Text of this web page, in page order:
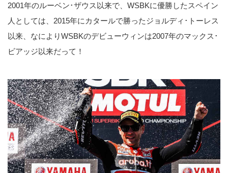
2001年のルーベン･ザウス以来で、WSBKに優勝したスペイン
人としては、2015年にカタールで勝ったジョルディ･トーレス
以来、なによりWSBKのデビューウィンは2007年のマックス･
ビアッジ以来だって！